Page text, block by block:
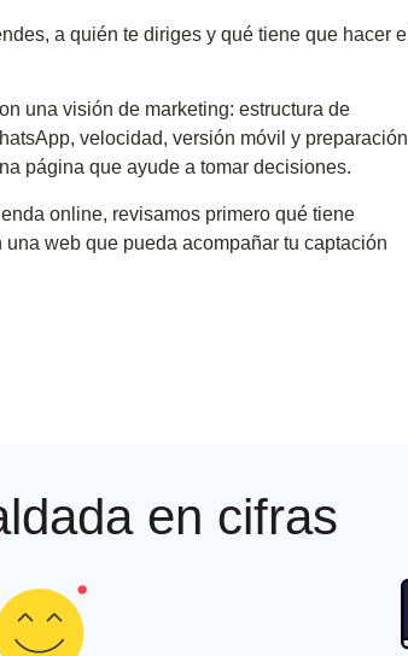
a quién te diriges y qué tiene que hacer el
una visión de marketing: estructura de
velocidad, versión móvil y preparación
página que ayude a tomar decisiones.
online, revisamos primero qué tiene
web que pueda acompañar tu captación
en cifras